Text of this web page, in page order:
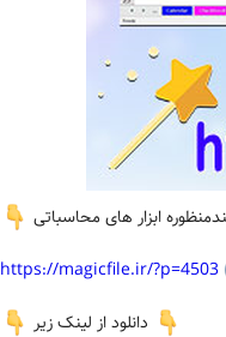
ابزار های محاسباتی
https://magicfile.ir/?p=4503
دانلود از لینک زیر